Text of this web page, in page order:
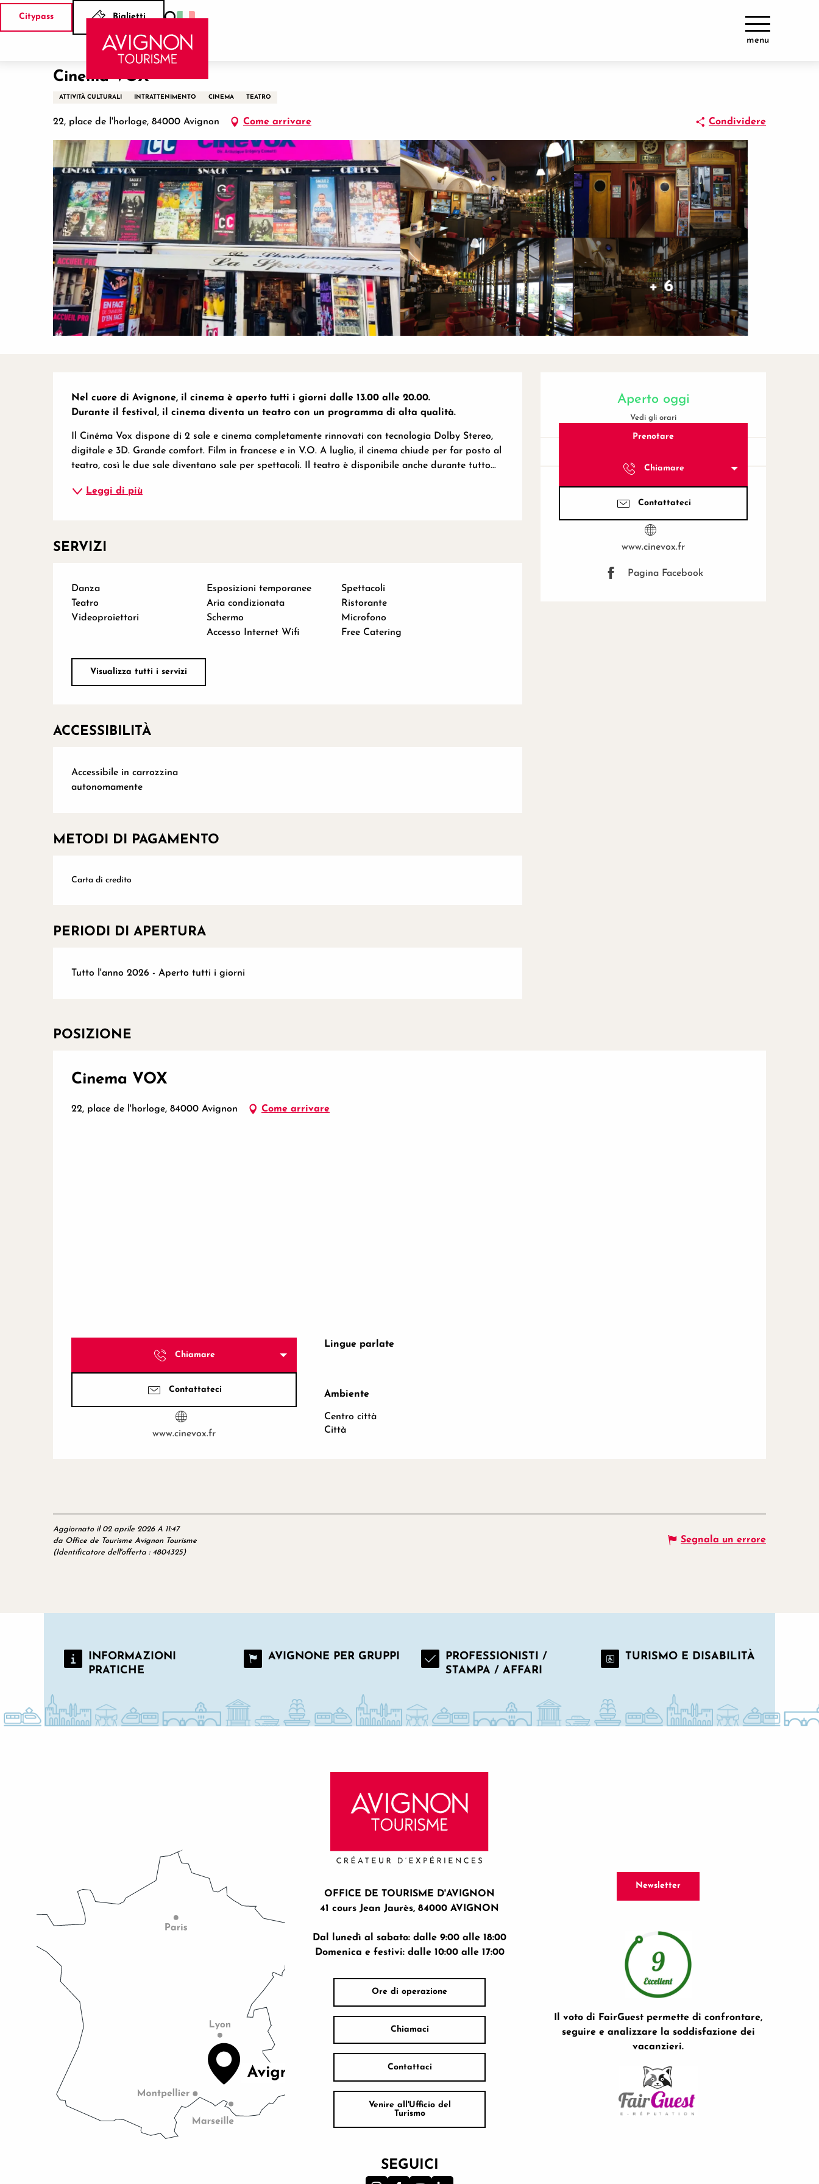
Aller
Citypass Biglietti
Ricerca
menu
Casa Cinema VOX
Cinema VOX
ATTIVITÀ CULTURALI INTRATTENIMENTO CINEMA TEATRO
22, place de l'horloge, 84000 Avignon Come arrivare Condividere
+ 6
Orari e contatti
Aperto oggi
Vedi gli orari
Prenotare
Chiamare
Contattateci
www.cinevox.fr
Pagina Facebook
Descrizione
Nel cuore di Avignone, il cinema è aperto tutti i giorni dalle 13.00 alle 20.00.
Durante il festival, il cinema diventa un teatro con un programma di alta qualità.
Il Cinéma Vox dispone di 2 sale e cinema completamente rinnovati con tecnologia Dolby Stereo,
digitale e 3D. Grande comfort. Film in francese e in V.O. A luglio, il cinema chiude per far posto al
teatro, così le due sale diventano sale per spettacoli. Il teatro è disponibile anche durante tutto...
Leggi di più
SERVIZI
Danza Esposizioni temporanee
Spettacoli
Teatro
Aria condizionata
Ristorante
Videoproiettori
Schermo
Microfono
Accesso Internet Wifi
Free Catering
Visualizza tutti i servizi
ACCESSIBILITÀ
Accessibile in carrozzina
autonomamente
METODI DI PAGAMENTO
Carta di credito
PERIODI DI APERTURA
Tutto l'anno 2026 - Aperto tutti i giorni
POSIZIONE
Cinema VOX
22, place de l'horloge, 84000 Avignon Come arrivare
Chiamare
Contattateci
www.cinevox.fr
Lingue parlate
Lingue parlate
Ambiente
Ambiente
Centro città
Città
Aggiornato il 02 aprile 2026 A 11:47
da Office de Tourisme Avignon Tourisme
(Identificatore dell'offerta : 4804325)
Segnala un errore
INFORMAZIONI
PRATICHE
AVIGNONE PER GRUPPI
PROFESSIONISTI /
STAMPA / AFFARI
TURISMO E DISABILITÀ
OFFICE DE TOURISME D'AVIGNON
41 cours Jean Jaurès, 84000 AVIGNON
Dal lunedì al sabato: dalle 9:00 alle 18:00
Domenica e festivi: dalle 10:00 alle 17:00
Ore di operazione
Chiamaci
Contattaci
Venire all'Ufficio del
Turismo
SEGUICI
Newsletter
Il voto di FairGuest permette di confrontare,
seguire e analizzare la soddisfazione dei
vacanzieri.